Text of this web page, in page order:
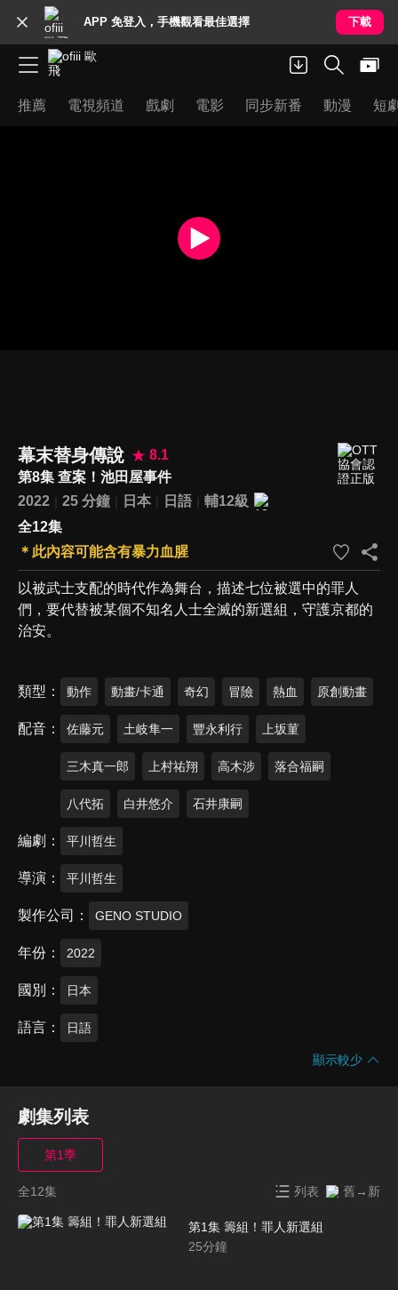
APP 免登入，手機觀看最佳選擇 下載
推薦 電視頻道 戲劇 電影 同步新番 動漫 短
幕末替身傳說
8.1
第8集 查案！池田屋事件
2022
25 分鐘 日本 日語
輔12級
全12集
＊此內容可能含有暴力血腥
以被武士支配的時代作為舞台，描述七位被選中的罪人
們，要代替被某個不知名人士全滅的新選組，守護京都的
治安。
類型 動作 動畫/卡通 奇幻 冒險 熱血 原創動畫
配音 佐藤元 土岐隼一 豐永利行 上坂菫
三木真一郎 上村祐翔 高木涉 落合福嗣
八代拓 白井悠介 石井康嗣
編劇 平川哲生
導演 平川哲生
製作公司 GENO STUDIO
年份 2022
國別 日本
語言 日語
顯示較少
劇集列表
第1季
全12集 列表 舊→新
第1集 籌組！罪人新選組
25分鐘